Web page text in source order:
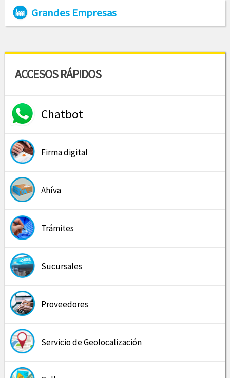
Grandes Empresas
ACCESOS RÁPIDOS
Chatbot
Firma digital
Ahíva
Trámites
Sucursales
Proveedores
Servicio de Geolocalización